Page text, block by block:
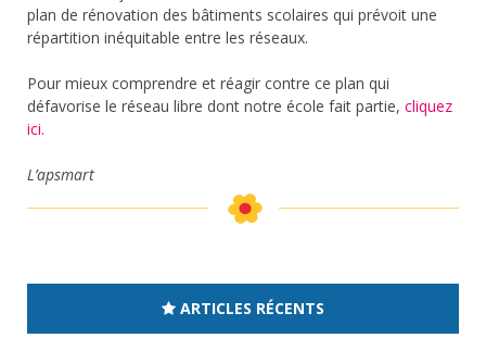
plan de rénovation des bâtiments scolaires qui prévoit une
répartition inéquitable entre les réseaux.
Pour mieux comprendre et réagir contre ce plan qui
défavorise le réseau libre dont notre école fait partie, cliquez
ici.
L’apsmart
ARTICLES RÉCENTS